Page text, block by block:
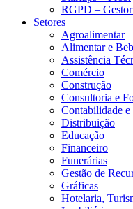
RGPD –
Setores
Agroalimentar
Alimentar e
Assistência
Comércio
Construção
Consultoria e
Contabilidade e
Distribuição
Educação
Financeiro
Funerárias
Gestão de
Gráficas
Hotelaria,